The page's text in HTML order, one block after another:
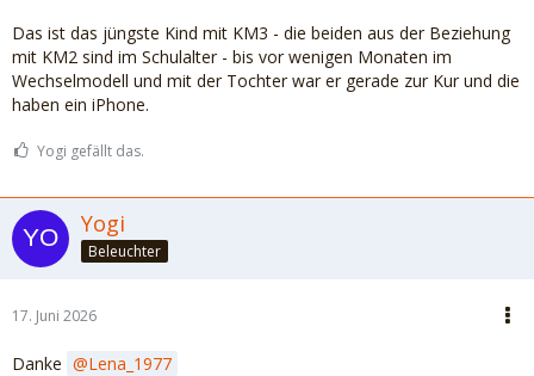
Das ist das jüngste Kind mit KM3 - die beiden aus der Beziehung
mit KM2 sind im Schulalter - bis vor wenigen Monaten im
Wechselmodell und mit der Tochter war er gerade zur Kur und die
haben ein iPhone.
Yogi gefällt das.
Yogi
Beleuchter
17. Juni 2026
Danke Lena_1977